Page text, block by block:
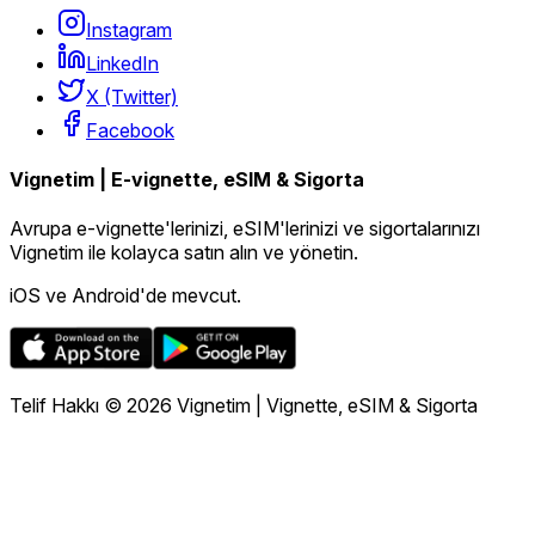
Instagram
LinkedIn
X (Twitter)
Facebook
Vignetim | E-vignette, eSIM & Sigorta
Avrupa e-vignette'lerinizi, eSIM'lerinizi ve sigortalarınızı
Vignetim ile kolayca satın alın ve yönetin.
iOS ve Android'de mevcut.
Telif Hakkı © 2026 Vignetim | Vignette, eSIM & Sigorta